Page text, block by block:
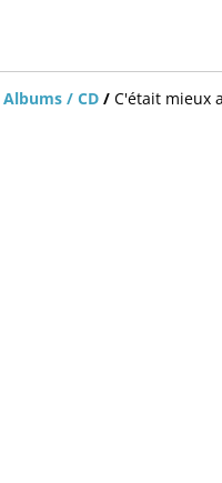
Albums / CD / C'était mieux